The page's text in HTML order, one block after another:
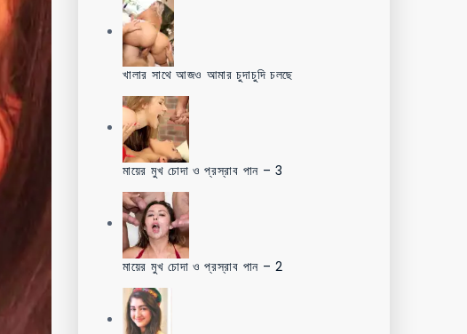
খালার সাথে আজও আমার চুদাচুদি চলছে
মায়ের মুখ চোদা ও প্রস্রাব পান – 3
মায়ের মুখ চোদা ও প্রস্রাব পান – 2